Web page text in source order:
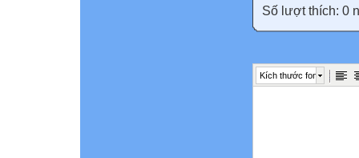
Số lượt thích: 0
Kích thước font